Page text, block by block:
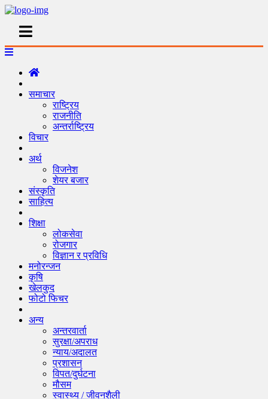
समाचार
राष्ट्रिय
राजनीति
अन्तर्राष्ट्रिय
विचार
अर्थ
विजनेश
शेयर बजार
संस्कृति
साहित्य
शिक्षा
लोकसेवा
रोजगार
विज्ञान र प्रविधि
मनोरन्जन
कृषि
खेलकुद
फोटो फिचर
अन्य
अन्तरवार्ता
सुरक्षा/अपराध
न्याय/अदालत
प्रशासन
विपत/दुर्घटना
मौसम
स्वास्थ्य / जीवनशैली